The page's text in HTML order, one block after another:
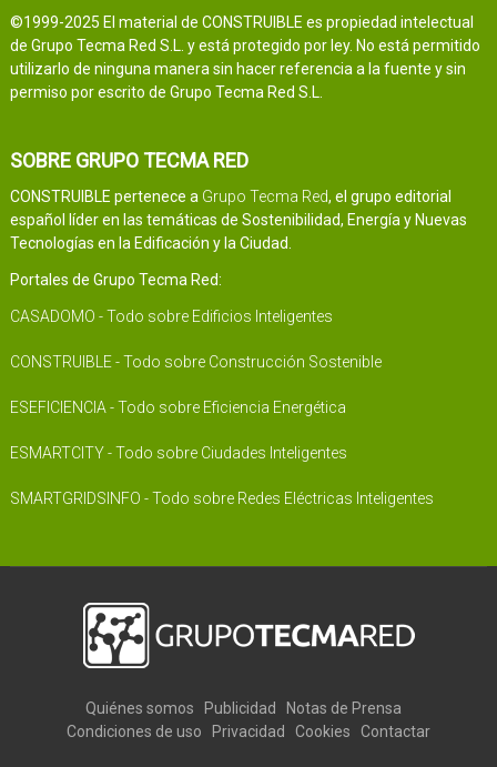
©1999-2025 El material de CONSTRUIBLE es propiedad intelectual
de Grupo Tecma Red S.L. y está protegido por ley. No está permitido
utilizarlo de ninguna manera sin hacer referencia a la fuente y sin
permiso por escrito de Grupo Tecma Red S.L.
SOBRE GRUPO TECMA RED
CONSTRUIBLE pertenece a Grupo Tecma Red, el grupo editorial
español líder en las temáticas de Sostenibilidad, Energía y Nuevas
Tecnologías en la Edificación y la Ciudad.
Portales de Grupo Tecma Red:
CASADOMO - Todo sobre Edificios Inteligentes
CONSTRUIBLE - Todo sobre Construcción Sostenible
ESEFICIENCIA - Todo sobre Eficiencia Energética
ESMARTCITY - Todo sobre Ciudades Inteligentes
SMARTGRIDSINFO - Todo sobre Redes Eléctricas Inteligentes
Quiénes somos Publicidad
Notas de Prensa
Condiciones de uso
Privacidad Cookies Contactar